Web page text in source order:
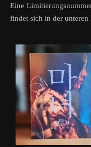
Eine
findet sich in der unteren